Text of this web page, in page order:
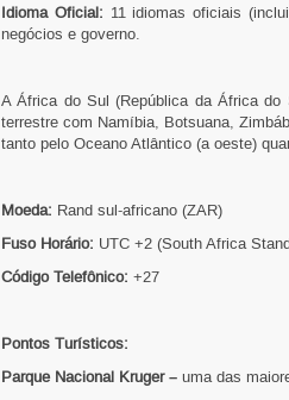
Idioma Oficial: 11 idiomas oficiais
negócios e governo.
A África do Sul (República da África
terrestre com Namíbia, Botsuana,
tanto pelo Oceano Atlântico (a oeste)
Moeda: Rand sul-africano (ZAR)
Fuso Horário: UTC +2 (South Africa
Código Telefônico: +27
Pontos Turísticos:
Parque Nacional Kruger – uma das